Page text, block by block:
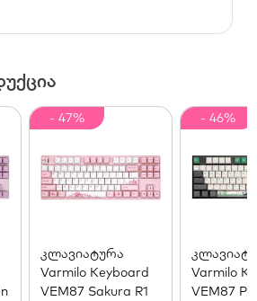
- 47%
კლავიატურა
Varmilo Keyboard
VEM87 Sakura R1
- 46%
Varmilo
VEM87